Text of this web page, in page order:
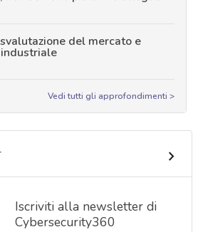
del mercato e
Vedi tutti gli approfondimenti >
Iscriviti alla newsletter di
Cybersecurity360